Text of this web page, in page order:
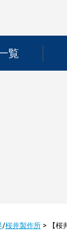
覧
/桜井製作所>